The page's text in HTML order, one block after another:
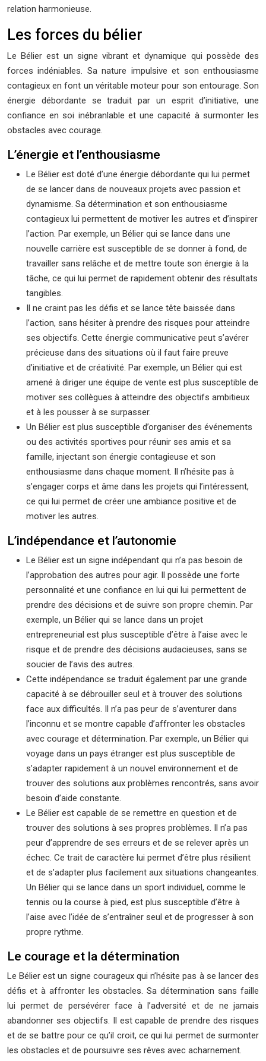
relation harmonieuse.
Les forces du bélier
Le Bélier est un signe vibrant et dynamique qui possède des
forces indéniables. Sa nature impulsive et son enthousiasme
contagieux en font un véritable moteur pour son entourage. Son
énergie débordante se traduit par un esprit d’initiative, une
confiance en soi inébranlable et une capacité à surmonter les
obstacles avec courage.
L’énergie et l’enthousiasme
Le Bélier est doté d’une énergie débordante qui lui permet
de se lancer dans de nouveaux projets avec passion et
dynamisme. Sa détermination et son enthousiasme
contagieux lui permettent de motiver les autres et d’inspirer
l’action. Par exemple, un Bélier qui se lance dans une
nouvelle carrière est susceptible de se donner à fond, de
travailler sans relâche et de mettre toute son énergie à la
tâche, ce qui lui permet de rapidement obtenir des résultats
tangibles.
Il ne craint pas les défis et se lance tête baissée dans
l’action, sans hésiter à prendre des risques pour atteindre
ses objectifs. Cette énergie communicative peut s’avérer
précieuse dans des situations où il faut faire preuve
d’initiative et de créativité. Par exemple, un Bélier qui est
amené à diriger une équipe de vente est plus susceptible de
motiver ses collègues à atteindre des objectifs ambitieux
et à les pousser à se surpasser.
Un Bélier est plus susceptible d’organiser des événements
ou des activités sportives pour réunir ses amis et sa
famille, injectant son énergie contagieuse et son
enthousiasme dans chaque moment. Il n’hésite pas à
s’engager corps et âme dans les projets qui l’intéressent,
ce qui lui permet de créer une ambiance positive et de
motiver les autres.
L’indépendance et l’autonomie
Le Bélier est un signe indépendant qui n’a pas besoin de
l’approbation des autres pour agir. Il possède une forte
personnalité et une confiance en lui qui lui permettent de
prendre des décisions et de suivre son propre chemin. Par
exemple, un Bélier qui se lance dans un projet
entrepreneurial est plus susceptible d’être à l’aise avec le
risque et de prendre des décisions audacieuses, sans se
soucier de l’avis des autres.
Cette indépendance se traduit également par une grande
capacité à se débrouiller seul et à trouver des solutions
face aux difficultés. Il n’a pas peur de s’aventurer dans
l’inconnu et se montre capable d’affronter les obstacles
avec courage et détermination. Par exemple, un Bélier qui
voyage dans un pays étranger est plus susceptible de
s’adapter rapidement à un nouvel environnement et de
trouver des solutions aux problèmes rencontrés, sans avoir
besoin d’aide constante.
Le Bélier est capable de se remettre en question et de
trouver des solutions à ses propres problèmes. Il n’a pas
peur d’apprendre de ses erreurs et de se relever après un
échec. Ce trait de caractère lui permet d’être plus résilient
et de s’adapter plus facilement aux situations changeantes.
Un Bélier qui se lance dans un sport individuel, comme le
tennis ou la course à pied, est plus susceptible d’être à
l’aise avec l’idée de s’entraîner seul et de progresser à son
propre rythme.
Le courage et la détermination
Le Bélier est un signe courageux qui n’hésite pas à se lancer des
défis et à affronter les obstacles. Sa détermination sans faille
lui permet de persévérer face à l’adversité et de ne jamais
abandonner ses objectifs. Il est capable de prendre des risques
et de se battre pour ce qu’il croit, ce qui lui permet de surmonter
les obstacles et de poursuivre ses rêves avec acharnement.